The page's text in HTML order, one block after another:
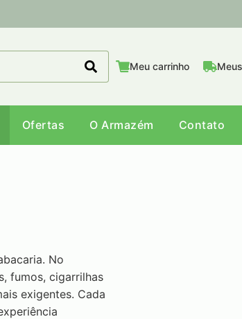
Meu carrinho
Ofertas O Armazém Contato
No
fumos, cigarrilhas
exigentes. Cada